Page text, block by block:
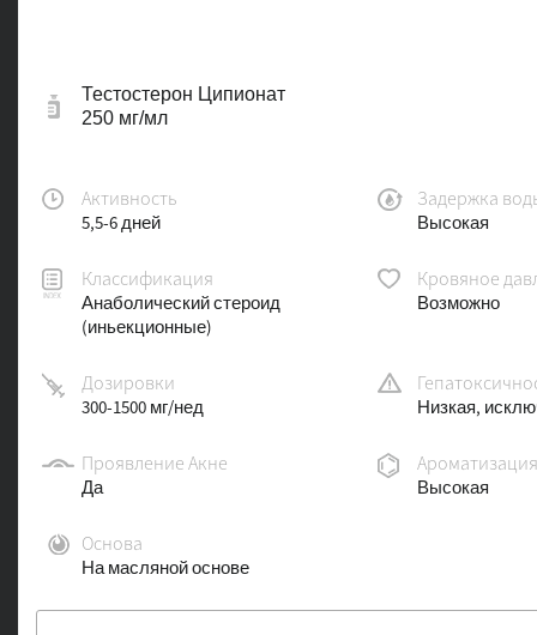
Тестостерон Ципионат
250 мг/мл
Активность
5,5-6 дней
Задержка
Высокая
Классификация
Анаболический стероид
(иньекционные)
Кровяное
Возможно
Дозировки
300-1500 мг/нед Низкая,
Проявление Акне
Да
Ароматизация
Высокая
Основа
На масляной основе